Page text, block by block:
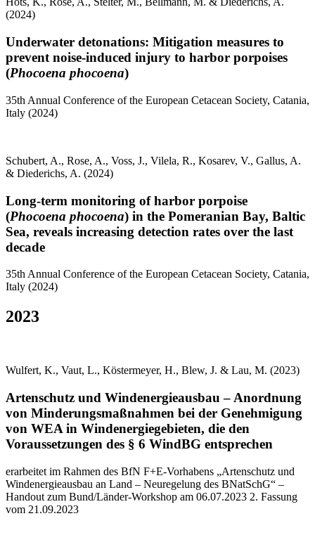
(2024)
Underwater detonations: Mitigation measures to
prevent noise-induced injury to harbor porpoises
(Phocoena phocoena)
35th Annual Conference of the European Cetacean Society, Catania,
Italy (2024)
Schubert, A., Rose, A., Voss, J., Vilela, R., Kosarev, V., Gallus, A.
& Diederichs, A. (2024)
Long-term monitoring of harbor porpoise
(Phocoena phocoena) in the Pomeranian Bay, Baltic
Sea, reveals increasing detection rates over the last
decade
35th Annual Conference of the European Cetacean Society, Catania,
Italy (2024)
2023
Wulfert, K., Vaut, L., Köstermeyer, H., Blew, J. & Lau, M. (2023)
Artenschutz und Windenergieausbau – Anordnung
von Minderungsmaßnahmen bei der Genehmigung
von WEA in Windenergiegebieten, die den
Voraussetzungen des § 6 WindBG entsprechen
erarbeitet im Rahmen des BfN F+E-Vorhabens „Artenschutz und
Windenergieausbau an Land – Neuregelung des BNatSchG“ –
Handout zum Bund/Länder-Workshop am 06.07.2023 2. Fassung
vom 21.09.2023